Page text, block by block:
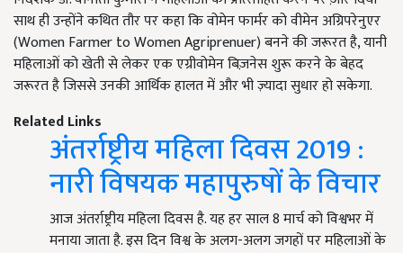
साथ ही उन्होंने कथित तौर पर कहा कि वोमेन फार्मर को वीमेन अग्रिपरेनुएर
(Women Farmer to Women Agriprenuer) बनने की जरूरत है, यानी
महिलाओं को खेती से लेकर एक एग्रीवोमेन बिज़नेस शुरू करने के बेहद
जरूरत है जिससे उनकी आर्थिक हालत में और भी ज़्यादा सुधार हो सकेगा.
Related Links
अंतर्राष्ट्रीय महिला दिवस 2019 :
नारी विषयक महापुरुषों के विचार
आज अंतर्राष्ट्रीय महिला दिवस है. यह हर साल 8 मार्च को विश्वभर में
मनाया जाता है. इस दिन विश्व के अलग-अलग जगहों पर महिलाओं के